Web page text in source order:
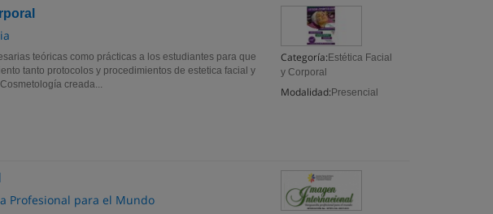
Categoría: Estética Facial
y Corporal
Modalidad: Presencial
teóricas como prácticas a los estudiantes para que
tanto protocolos y procedimientos de estetica facial y
creada...
Profesional para el Mundo